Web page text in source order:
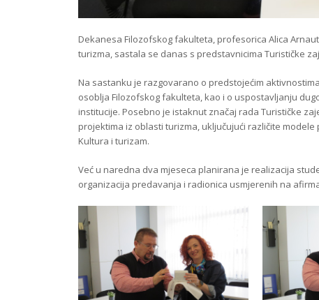
Dekanesa Filozofskog fakulteta, profesorica Alica
turizma, sastala se danas s predstavnicima Turističke
Na sastanku je razgovarano o predstojećim
osoblja Filozofskog fakulteta, kao i o uspostavljanju
institucije. Posebno je istaknut značaj rada Turističke
projektima iz oblasti turizma, uključujući različite
Kultura i turizam.
Već u naredna dva mjeseca planirana je realizacija
organizacija predavanja i radionica usmjerenih na